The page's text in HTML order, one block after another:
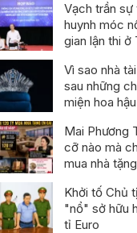
Vạch trần sự
huynh móc
gian lận thi ở
Vì sao nhà
sau những
miện hoa
động?
Mai Phương
cỡ nào mà
mua nhà
Khởi tố Chủ
"nổ" sở hữu
tỉ Euro